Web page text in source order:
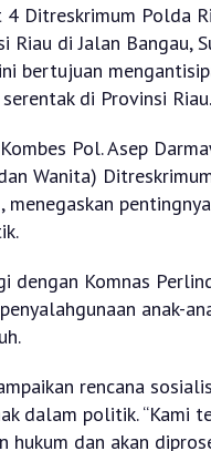
Ditreskrimum Polda
Riau di Jalan Bangau,
bertujuan
di Provinsi Riau.
Pol. Asep
Wanita)
menegaskan
dengan Komnas
anak-
rencana
dalam politik. “Kami
dan akan